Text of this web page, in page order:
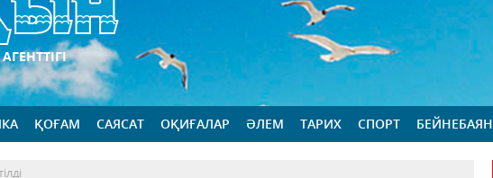
ҚОҒАМ САЯСАТ ОҚИҒАЛАР ӘЛЕМ ТАРИХ СПОРТ БЕЙНЕБАЯН